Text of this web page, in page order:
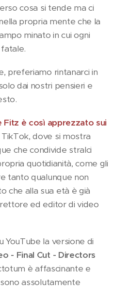
cosa si tende ma ci
propria mente che la
minato in cui ogni
preferiamo rintanarci in
dai nostri pensieri e
Fitz è così apprezzato sui
dove si mostra
che condivide stralci
quotidianità, come gli
tanto qualunque non
che alla sua età è già
ed editor di video
YouTube la versione di
- Final Cut - Directors
è affascinante e
assolutamente